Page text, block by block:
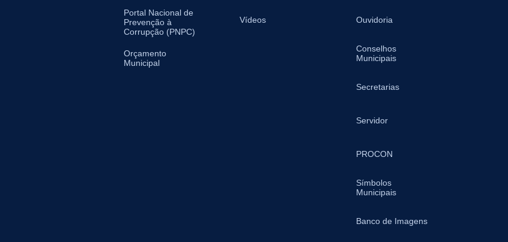
Portal Nacional de
Prevenção à
Corrupção (PNPC)
Orçamento
Municipal
Vídeos Ouvidoria
Conselhos
Municipais
Secretarias
Servidor
PROCON
Símbolos
Municipais
Banco de Imagens